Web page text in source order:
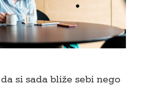
si sada bliže sebi nego